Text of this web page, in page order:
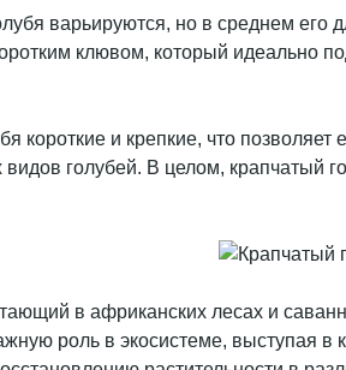
варьируются, но в среднем его
клювом, который идеально
короткие и крепкие, что
видов голубей. В целом, крапчатый
в африканских лесах и
роль в экосистеме, выступая